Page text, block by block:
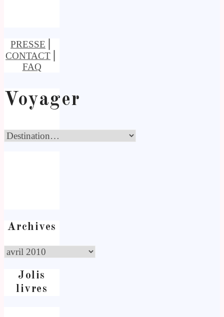
PRESSE
CONTACT
FAQ
Voyager
Archives
Jolis
livres